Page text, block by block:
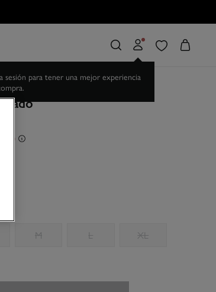
sesión para tener una mejor experiencia
M L XL